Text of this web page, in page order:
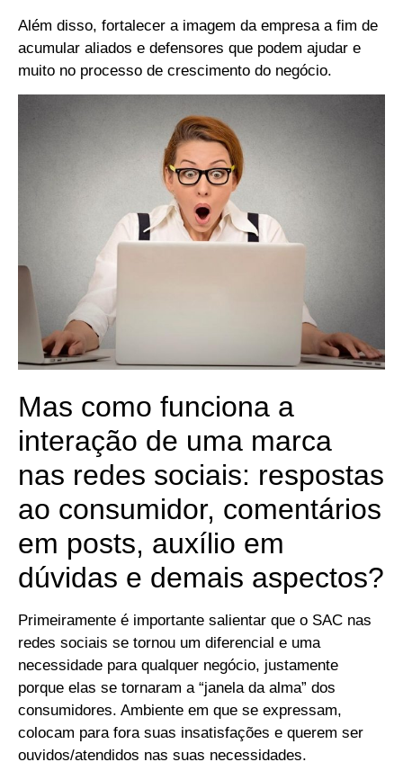
Além disso, fortalecer a imagem da empresa a fim de
acumular aliados e defensores que podem ajudar e
muito no processo de crescimento do negócio.
Mas como funciona a
interação de uma marca
nas redes sociais: respostas
ao consumidor, comentários
em posts, auxílio em
dúvidas e demais aspectos?
Primeiramente é importante salientar que o SAC nas
redes sociais se tornou um diferencial e uma
necessidade para qualquer negócio, justamente
porque elas se tornaram a “janela da alma” dos
consumidores. Ambiente em que se expressam,
colocam para fora suas insatisfações e querem ser
ouvidos/atendidos nas suas necessidades.